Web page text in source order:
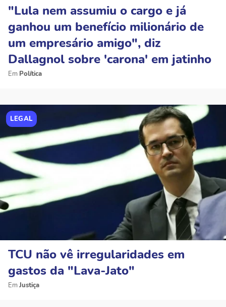
"Lula nem assumiu o cargo e já
ganhou um benefício milionário de
um empresário amigo", diz
Dallagnol sobre 'carona' em jatinho
Política
LEGAL
TCU não vê irregularidades em
gastos da "Lava-Jato"
Justiça